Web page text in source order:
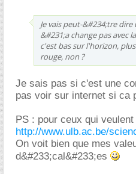
Je vais peut-&#234;tre
&#231;a change pas avec
c'est bas sur l'horizon,
rouge, non ?
Je sais pas si c'est une
pas voir sur internet si ca
PS : pour ceux qui
http://www.ulb.ac.be/
On voit bien que mes
d&#233;cal&#233;es